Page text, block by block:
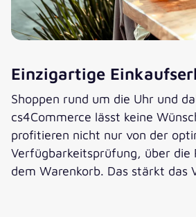
Einzigartige
Shoppen rund um die Uhr und
cs4Commerce lässt keine
profitieren nicht nur von der
Verfügbarkeitsprüfung, über die
dem Warenkorb. Das stärkt das